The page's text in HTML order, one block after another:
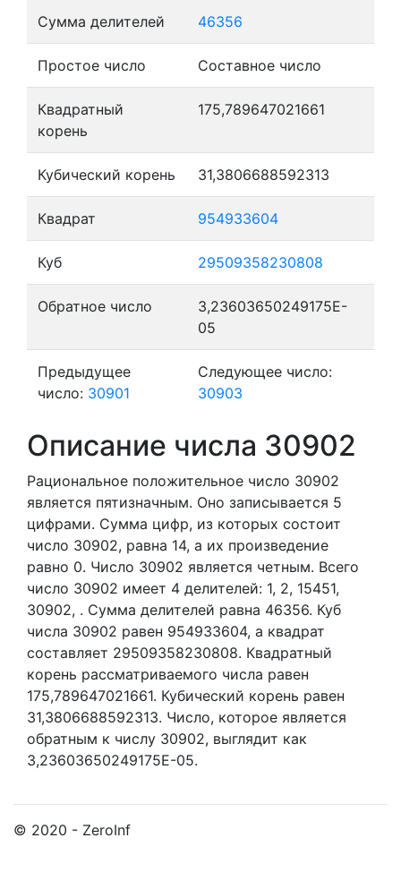
Сумма делителей 46356
Простое число Составное число
Квадратный
корень
175,789647021661
Кубический корень 31,3806688592313
Квадрат 954933604
Куб 29509358230808
Обратное число
3,23603650249175E-
05
Предыдущее
число: 30901
Следующее число:
30903
Описание числа 30902
Рациональное положительное число 30902
является пятизначным. Оно записывается 5
цифрами. Сумма цифр, из которых состоит
число 30902, равна 14, а их произведение
равно 0. Число 30902 является четным. Всего
число 30902 имеет 4 делителей: 1, 2, 15451,
30902, . Сумма делителей равна 46356. Куб
числа 30902 равен 954933604, а квадрат
составляет 29509358230808. Квадратный
корень рассматриваемого числа равен
175,789647021661. Кубический корень равен
31,3806688592313. Число, которое является
обратным к числу 30902, выглядит как
3,23603650249175E-05.
© 2020 - ZeroInf